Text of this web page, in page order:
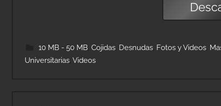
10 MB - 50 MB, Cojidas, Desnudas, Fotos y Videos,
Universitarias Videos